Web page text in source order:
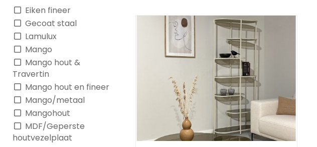
Eiken fineer
Gecoat staal
Lamulux
Mango
Mango hout &
Travertin
Mango hout en fineer
Mango/metaal
Mangohout
MDF/Geperste
houtvezelplaat